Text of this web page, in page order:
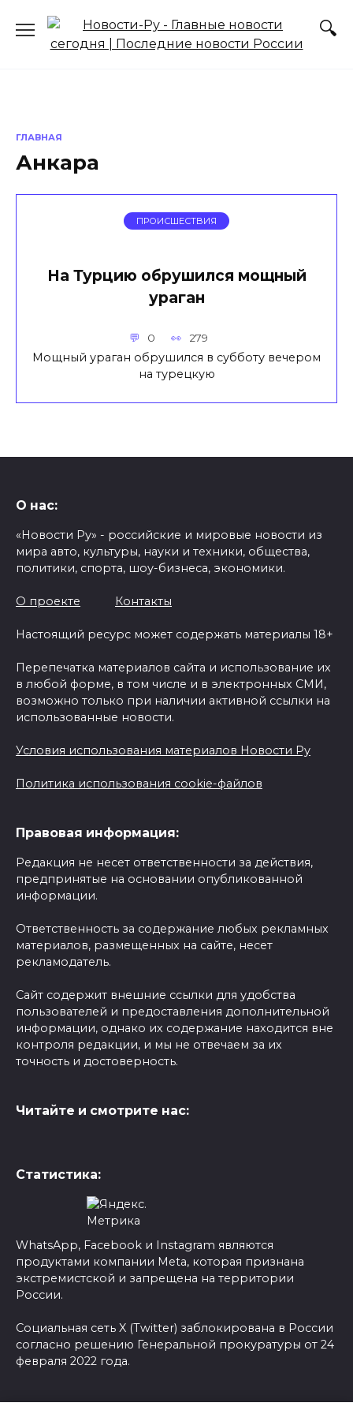
содержанию
ГЛАВНАЯ
Анкара
ПРОИСШЕСТВИЯ
На Турцию обрушился мощный
ураган
0 279
Мощный ураган обрушился в субботу вечером
на турецкую
О нас:
«Новости Ру» - российские и мировые новости из
мира авто, культуры, науки и техники, общества,
политики, спорта, шоу-бизнеса, экономики.
О проекте Контакты
Настоящий ресурс может содержать материалы 18+
Перепечатка материалов сайта и использование их
в любой форме, в том числе и в электронных СМИ,
возможно только при наличии активной ссылки на
использованные новости.
Условия использования материалов Новости Ру
Политика использования cookie-файлов
Правовая информация:
Редакция не несет ответственности за действия,
предпринятые на основании опубликованной
информации.
Ответственность за содержание любых рекламных
материалов, размещенных на сайте, несет
рекламодатель.
Сайт содержит внешние ссылки для удобства
пользователей и предоставления дополнительной
информации, однако их содержание находится вне
контроля редакции, и мы не отвечаем за их
точность и достоверность.
Читайте и смотрите нас:
Статистика:
WhatsApp, Facebook и Instagram являются
продуктами компании Meta, которая признана
экстремистской и запрещена на территории
России.
Социальная сеть X (Twitter) заблокирована в России
согласно решению Генеральной прокуратуры от 24
февраля 2022 года.